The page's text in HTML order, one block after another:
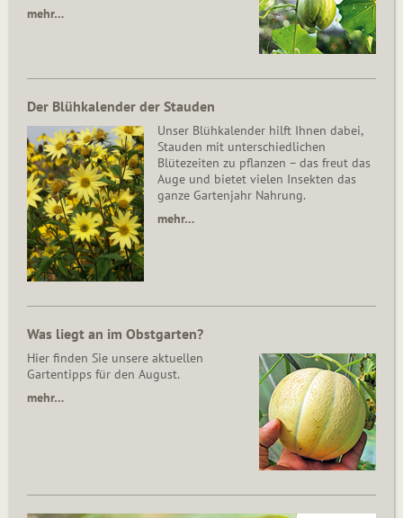
mehr…
Der Blühkalender der Stauden
Unser Blühkalender hilft Ihnen dabei,
Stauden mit unterschiedlichen
Blütezeiten zu pflanzen – das freut das
Auge und bietet vielen Insekten das
ganze Gartenjahr Nahrung.
mehr…
Was liegt an im Obstgarten?
Hier finden Sie unsere aktuellen
Gartentipps für den August.
mehr…